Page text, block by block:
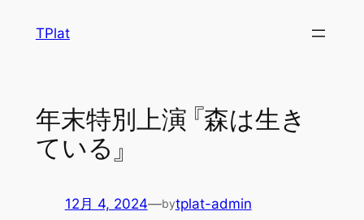
TPlat
年末特別上演 『森は生き
ている』
12月 4, 2024—bytplat-admin